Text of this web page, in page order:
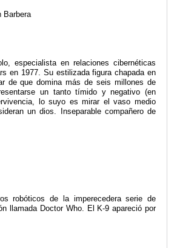
Barbera
especialista en relaciones cibernéticas
en 1977. Su estilizada figura chapada en
de que domina más de seis millones de
un tanto tímido y negativo (en
lo suyo es mirar el vaso medio
un dios. Inseparable compañero de
robóticos de la imperecedera serie de
llamada Doctor Who. El K-9 apareció por